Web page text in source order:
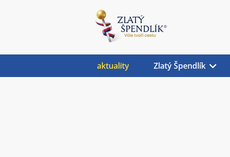
aktuality Zlatý Špendlík